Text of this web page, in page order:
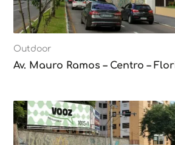
Outdoor
Av. Mauro Ramos – Centro –